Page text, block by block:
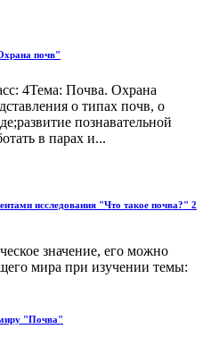
почв"
4Тема: Почва. Охрана
о типах почв, о
познавательной
в парах и...
исследования "Что такое почва?" 2
значение, его можно
мира при изучении темы:
"Почва"